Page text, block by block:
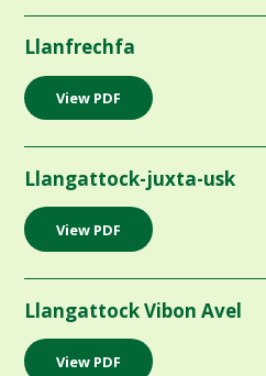
Llanfrechfa
View PDF
Llangattock-juxta-usk
View PDF
Llangattock Vibon Avel
View PDF